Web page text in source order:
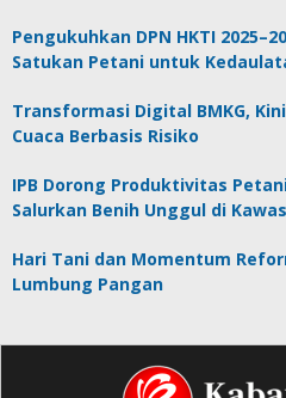
Pengukuhkan DPN HKTI
Satukan Petani untuk
Transformasi Digital BMKG,
Cuaca Berbasis Risiko
IPB Dorong Produktivitas
Salurkan Benih Unggul di
Hari Tani dan Momentum
Lumbung Pangan